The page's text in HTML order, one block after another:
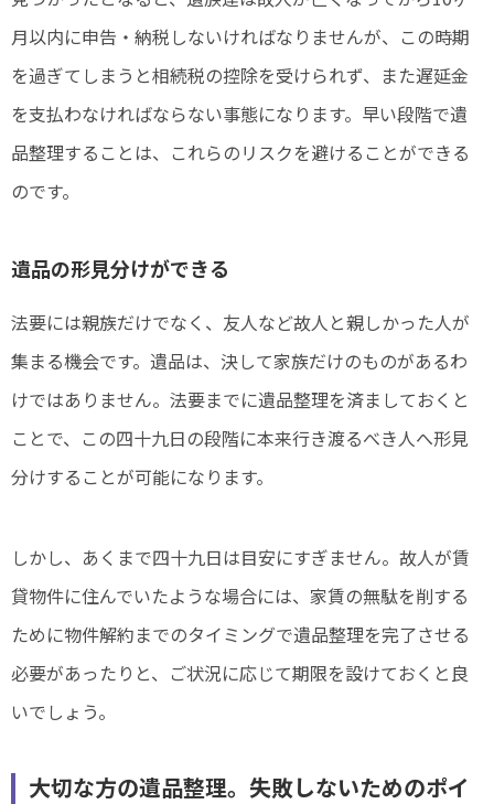
月以内に申告・納税しないければなりませんが、この時期
を過ぎてしまうと相続税の控除を受けられず、また遅延金
を支払わなければならない事態になります。早い段階で遺
品整理することは、これらのリスクを避けることができる
のです。
遺品の形見分けができる
法要には親族だけでなく、友人など故人と親しかった人が
集まる機会です。遺品は、決して家族だけのものがあるわ
けではありません。法要までに遺品整理を済ましておくと
ことで、この四十九日の段階に本来行き渡るべき人へ形見
分けすることが可能になります。
しかし、あくまで四十九日は目安にすぎません。故人が賃
貸物件に住んでいたような場合には、家賃の無駄を削する
ために物件解約までのタイミングで遺品整理を完了させる
必要があったりと、ご状況に応じて期限を設けておくと良
いでしょう。
大切な方の遺品整理。失敗しないためのポイ